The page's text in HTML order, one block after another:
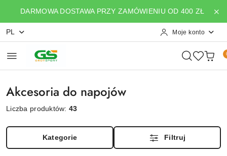
Przejdź do treści głównej
Przejdź do wyszukiwarki
Przejdź do moje konto
Przejdź do menu głównego
Przejdź do stopki
DARMOWA DOSTAWA PRZY ZAMÓWIENIU OD 400 ZŁ
PL Moje konto
Akcesoria do napojów
Liczba produktów:43
Kategorie Filtruj